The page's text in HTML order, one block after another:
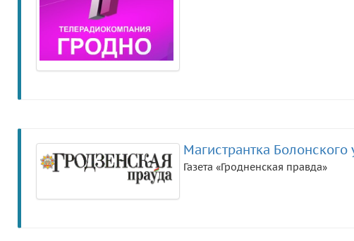
Магистрантка
Газета «Гродненская правда»